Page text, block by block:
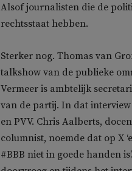
Alsof journalisten die de
rechtsstaat hebben.
Sterker nog. Thomas van
talkshow van de publieke
Vermeer is ambtelijk
van de partij. In dat
en PVV. Chris Aalberts,
columnist, noemde dat op X
#BBB niet in goede handen